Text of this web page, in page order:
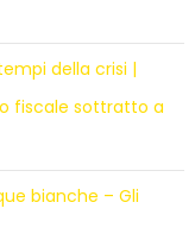
della crisi |
fiscale sottratto a
bianche – Gli